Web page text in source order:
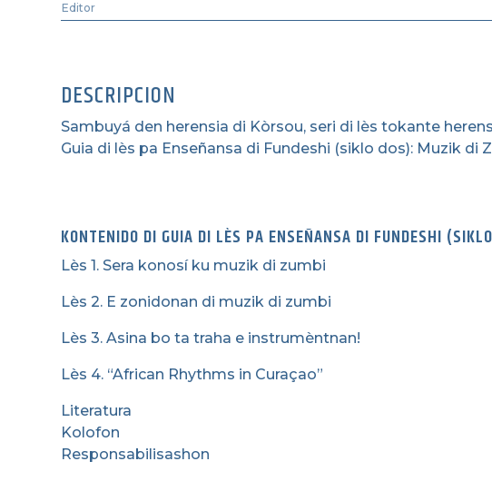
Editor
DESCRIPCION
Sambuyá den herensia di Kòrsou, seri di lès tokante
Guia di lès pa Enseñansa di Fundeshi (siklo dos): Muzik di
KONTENIDO DI GUIA DI LÈS PA ENSEÑANSA DI FUNDESHI
Lès 1. Sera konosí ku muzik di zumbi
Lès 2. E zonidonan di muzik di zumbi
Lès 3. Asina bo ta traha e instrumèntnan!
Lès 4. “African Rhythms in Curaçao”
Literatura
Kolofon
Responsabilisashon